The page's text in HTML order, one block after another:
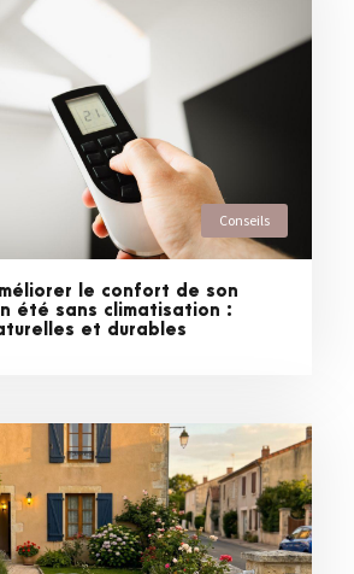
Conseils
le confort de son
été sans climatisation :
et durables